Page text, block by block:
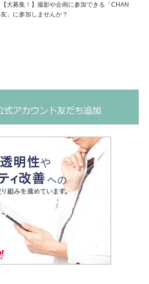
【大募集！】撮影や企画に参加できる「CHAN
友」に参加しませんか？